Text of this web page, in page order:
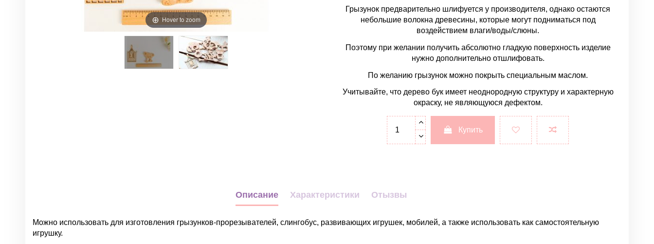
Hover to zoom
Грызунок предварительно шлифуется у производителя, однако остаются
небольшие волокна древесины, которые могут подниматься под
воздействием влаги/воды/слюны.
Поэтому при желании получить абсолютно гладкую поверхность изделие
нужно дополнительно отшлифовать.
По желанию грызунок можно покрыть специальным маслом.
Учитывайте, что дерево бук имеет неоднородную структуру и характерную
окраску, не являющуюся дефектом.
Купить
Описание Характеристики Отызвы
Можно использовать для изготовления грызунков-прорезывателей, слингобус, развивающих игрушек, мобилей, а также использовать как самостоятельную
игрушку.